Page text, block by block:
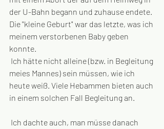
der U-Bahn begann und zuhause endete.
Die "kleine Geburt" war das letzte, was ich
meinem verstorbenen Baby geben
konnte.
meies Mannes) sein müssen, wie ich
heute weiß. Viele Hebammen bieten auch
in einem solchen Fall Begleitung an.